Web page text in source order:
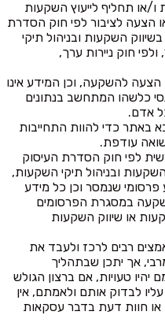
ו/או תחליף לייעוץ השקעות
הצעה לציבור לפי חוק הסדרת
השקעות ובניהול תיקי
השקעות, תשנ"ה-1995, ולפי חוק ניירות ערך,
הצעה להשקעה, וכן המידע אינו
כלשהו המתחשב בנתונים
אדם.
באתר כדי להוות התחייבות
עודפת.
לפי חוק הסדרת העיסוק
ובניהול תיקי השקעות,
מידע פרסומי שנמסר וכן כל מידע
במסגרת הפרסומים
או שיווק השקעות
רבים לרכז ולעבד את
אך יתכן שבתהליך
יהיו טעויות, אם ברצון הגולש
לבדוק אותם ולאמתם, אין
חוות דעת בדבר עסקאות